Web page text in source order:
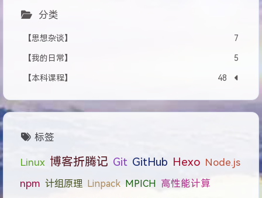
分类
【思想杂谈】 7
【我的日常】 5
【本科课程】 48
标签
Linux 博客折腾记 Git GitHub Hexo Node.js
npm 计组原理 Linpack MPICH 高性能计算